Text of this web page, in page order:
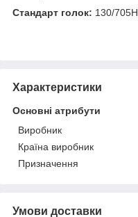
Стандарт голок: 130/705H
Характеристики
Основні атрибути
Виробник
Країна виробник
Призначення
Умови доставки